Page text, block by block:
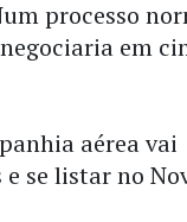
processo
em
aérea vai
e se listar no